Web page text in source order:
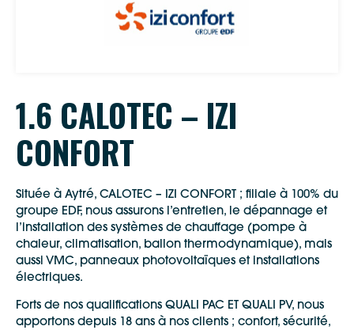
1.6 CALOTEC – IZI
CONFORT
Située à Aytré, CALOTEC – IZI CONFORT ; filiale à 100% du
groupe EDF, nous assurons l’entretien, le dépannage et
l’installation des systèmes de chauffage (pompe à
chaleur, climatisation, ballon thermodynamique), mais
aussi VMC, panneaux photovoltaïques et installations
électriques.
Forts de nos qualifications QUALI PAC ET QUALI PV, nous
apportons depuis 18 ans à nos clients ; confort, sécurité,